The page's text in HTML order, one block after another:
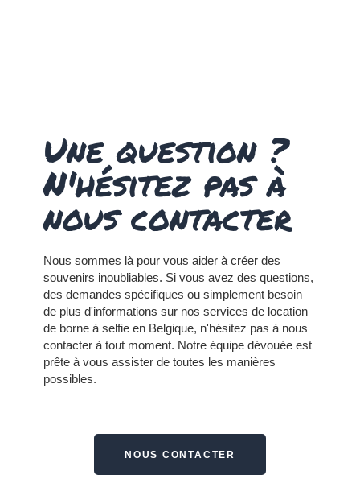
Une question ?
N'hésitez pas à
nous contacter
Nous sommes là pour vous aider à créer des
souvenirs inoubliables. Si vous avez des questions,
des demandes spécifiques ou simplement besoin
de plus d'informations sur nos services de location
de borne à selfie en Belgique, n'hésitez pas à nous
contacter à tout moment. Notre équipe dévouée est
prête à vous assister de toutes les manières
possibles.
NOUS CONTACTER